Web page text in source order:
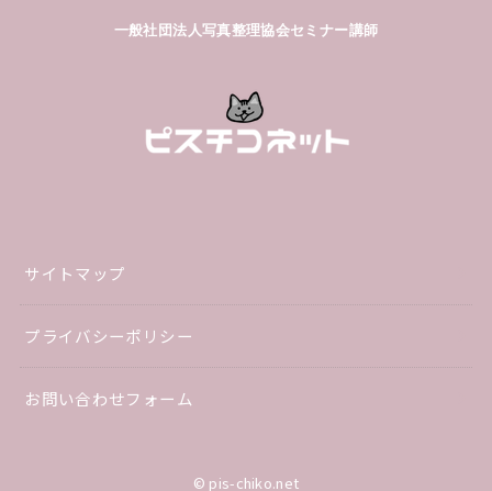
一般社団法人写真整理協会セミナー講師
サイトマップ
プライバシーポリシー
お問い合わせフォーム
© pis-chiko.net